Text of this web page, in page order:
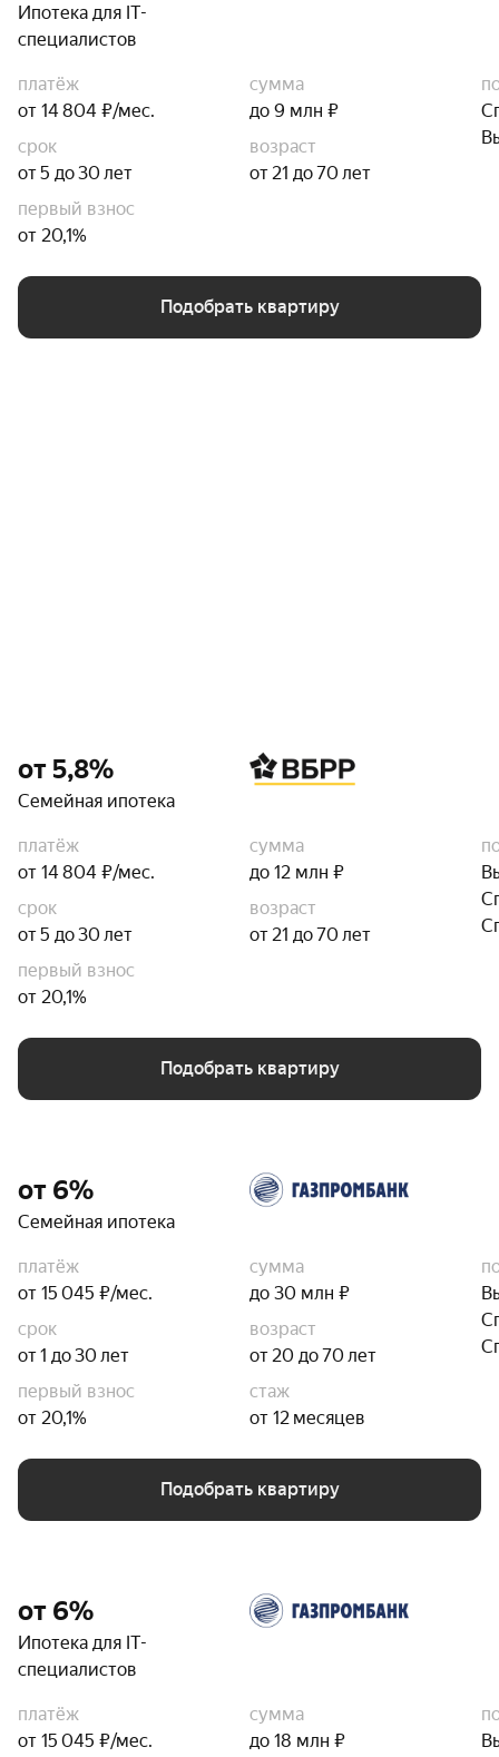
Ипотека для IT-
специалистов
платёж
от 14 804 ₽/мес.
сумма
до 9 млн ₽
срок
от 5 до 30 лет
возраст
от 21 до 70 лет
первый взнос
от 20,1%
Подобрать квартиру
от 5,8%
Семейная ипотека
платёж
от 14 804 ₽/мес.
сумма
до 12 млн ₽
срок
от 5 до 30 лет
возраст
от 21 до 70 лет
первый взнос
от 20,1%
Подобрать квартиру
от 6%
Семейная ипотека
платёж
от 15 045 ₽/мес.
сумма
до 30 млн ₽
срок
от 1 до 30 лет
возраст
от 20 до 70 лет
первый взнос
от 20,1%
стаж
от 12 месяцев
Подобрать квартиру
от 6%
Ипотека для IT-
специалистов
платёж
от 15 045 ₽/мес.
сумма
до 18 млн ₽